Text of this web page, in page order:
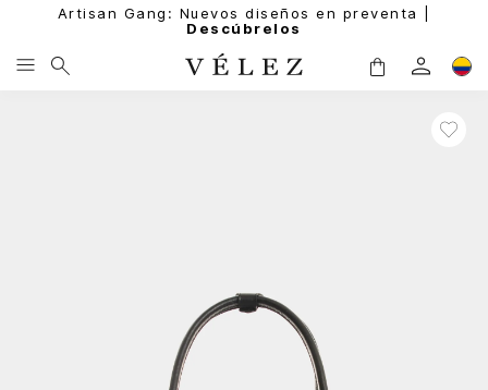
Artisan Gang: Nuevos diseños en preventa |
Descúbrelos